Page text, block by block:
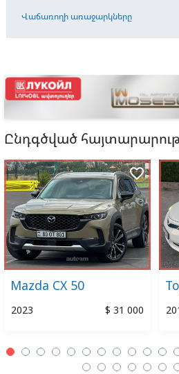
Վաճառողի առաջարկները
Ընդգծված
Mazda CX 50
2023 $ 31 000
favorite_border